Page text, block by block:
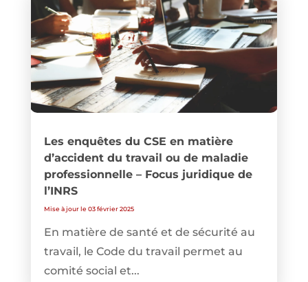
Les enquêtes du CSE en matière
d’accident du travail ou de maladie
professionnelle – Focus juridique de
l’INRS
Mise à jour le 03 février 2025
En matière de santé et de sécurité au
travail, le Code du travail permet au
comité social et...